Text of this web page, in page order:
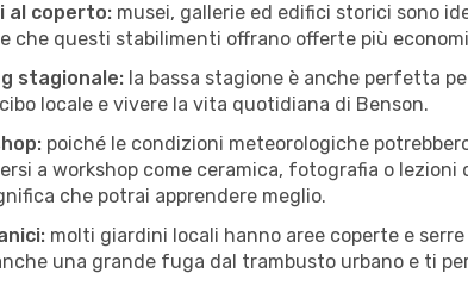
al coperto: musei, gallerie ed edifici storici sono
che questi stabilimenti offrano offerte più
stagionale: la bassa stagione è anche perfetta
locale e vivere la vita quotidiana di Benson.
poiché le condizioni meteorologiche
a workshop come ceramica, fotografia o
che potrai apprendere meglio.
molti giardini locali hanno aree coperte e
una grande fuga dal trambusto urbano e ti